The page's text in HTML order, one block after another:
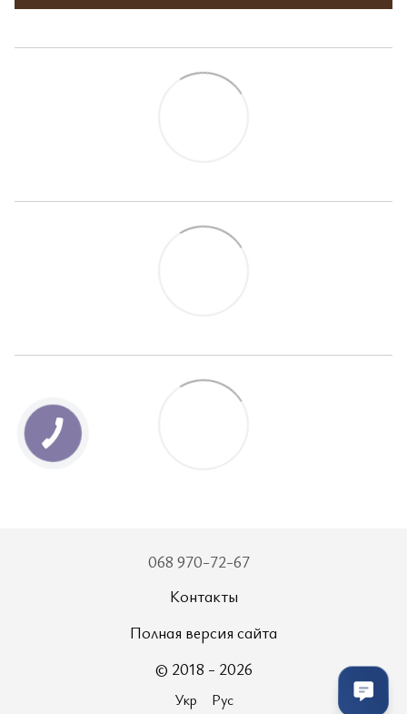
068 970-72-67
Контакты
Полная версия сайта
© 2018 - 2026
Укр Рус